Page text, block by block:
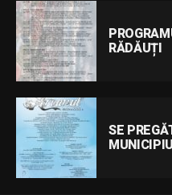
RĂDĂUȚI
SE